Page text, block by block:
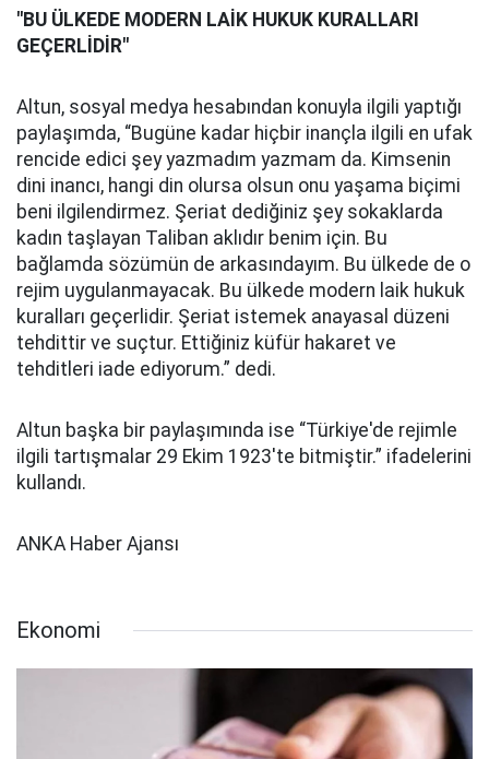
"BU ÜLKEDE MODERN LAİK HUKUK KURALLARI
GEÇERLİDİR"
Altun, sosyal medya hesabından konuyla ilgili yaptığı
paylaşımda, “Bugüne kadar hiçbir inançla ilgili en ufak
rencide edici şey yazmadım yazmam da. Kimsenin
dini inancı, hangi din olursa olsun onu yaşama biçimi
beni ilgilendirmez. Şeriat dediğiniz şey sokaklarda
kadın taşlayan Taliban aklıdır benim için. Bu
bağlamda sözümün de arkasındayım. Bu ülkede de o
rejim uygulanmayacak. Bu ülkede modern laik hukuk
kuralları geçerlidir. Şeriat istemek anayasal düzeni
tehdittir ve suçtur. Ettiğiniz küfür hakaret ve
tehditleri iade ediyorum.” dedi.
Altun başka bir paylaşımında ise “Türkiye'de rejimle
ilgili tartışmalar 29 Ekim 1923'te bitmiştir.” ifadelerini
kullandı.
ANKA Haber Ajansı
Ekonomi